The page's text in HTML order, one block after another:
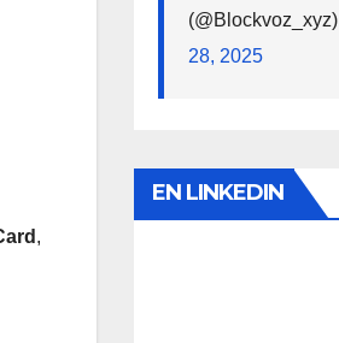
,
(@Blockvoz_xyz)
28, 2025
EN LINKEDIN